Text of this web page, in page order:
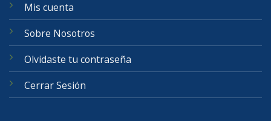
Mis cuenta
Sobre Nosotros
Olvidaste tu contraseña
Cerrar Sesión